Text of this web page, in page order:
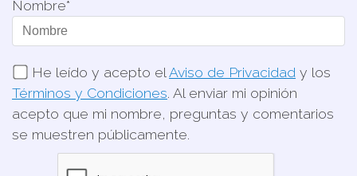
Nombre*
He leído y acepto el Aviso de Privacidad y los
Términos y Condiciones. Al enviar mi opinión
acepto que mi nombre, preguntas y comentarios
se muestren públicamente.